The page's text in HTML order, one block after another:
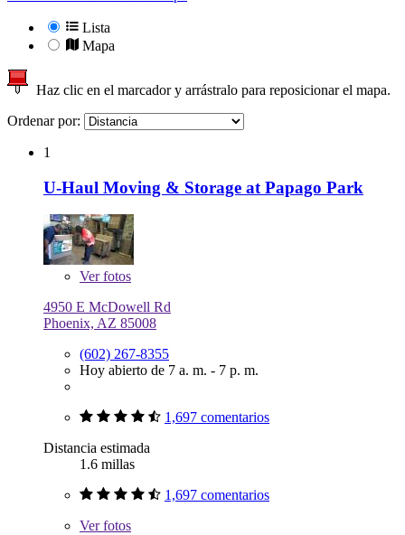
Lista
Mapa
Haz clic en el marcador y arrástralo para reposicionar el mapa.
Ordenar por:
1
U-Haul Moving & Storage at Papago Park
Verfotos
4950 E McDowell Rd
Phoenix, AZ 85008
(602) 267-8355
Hoy abierto de 7 a. m. - 7 p. m.
1,697 comentarios
Distancia estimada
1.6 millas
1,697 comentarios
Verfotos